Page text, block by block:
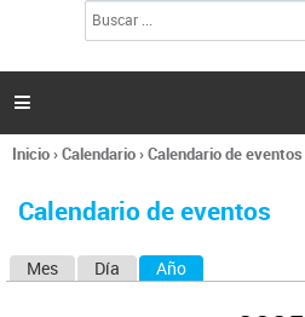
l
s

Se
usted
Inicio›Calendario›Calendario de eventos
Calendario de eventos
Mes Día Año